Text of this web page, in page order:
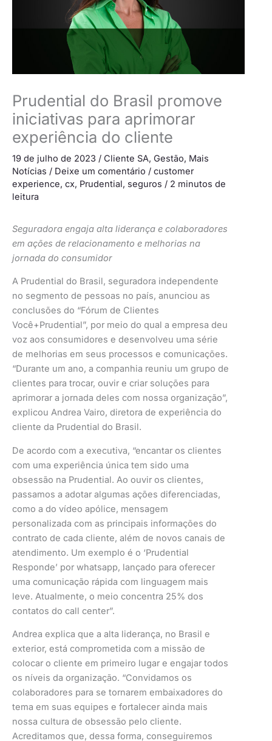
Prudential do Brasil promove
iniciativas para aprimorar
experiência do cliente
19 de julho de 2023 / Cliente SA, Gestão, Mais
Notícias / Deixe um comentário / customer
experience, cx, Prudential, seguros / 2 minutos de
leitura
Seguradora engaja alta liderança e colaboradores
em ações de relacionamento e melhorias na
jornada do consumidor
A Prudential do Brasil, seguradora independente
no segmento de pessoas no país, anunciou as
conclusões do “Fórum de Clientes
Você+Prudential”, por meio do qual a empresa deu
voz aos consumidores e desenvolveu uma série
de melhorias em seus processos e comunicações.
“Durante um ano, a companhia reuniu um grupo de
clientes para trocar, ouvir e criar soluções para
aprimorar a jornada deles com nossa organização”,
explicou Andrea Vairo, diretora de experiência do
cliente da Prudential do Brasil.
De acordo com a executiva, “encantar os clientes
com uma experiência única tem sido uma
obsessão na Prudential. Ao ouvir os clientes,
passamos a adotar algumas ações diferenciadas,
como a do vídeo apólice, mensagem
personalizada com as principais informações do
contrato de cada cliente, além de novos canais de
atendimento. Um exemplo é o ‘Prudential
Responde’ por whatsapp, lançado para oferecer
uma comunicação rápida com linguagem mais
leve. Atualmente, o meio concentra 25% dos
contatos do call center”.
Andrea explica que a alta liderança, no Brasil e
exterior, está comprometida com a missão de
colocar o cliente em primeiro lugar e engajar todos
os níveis da organização. “Convidamos os
colaboradores para se tornarem embaixadores do
tema em suas equipes e fortalecer ainda mais
nossa cultura de obsessão pelo cliente.
Acreditamos que, dessa forma, conseguiremos